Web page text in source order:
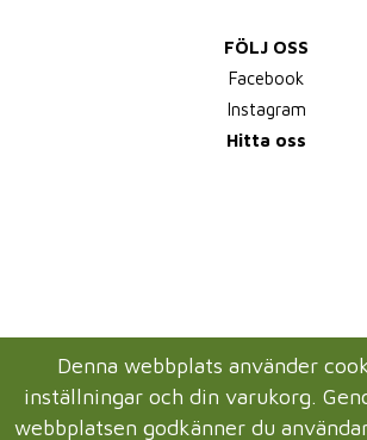
FÖLJ OSS
Facebook
Instagram
Hitta oss
Denna webbplats använder
inställningar och din varukorg.
webbplatsen godkänner du